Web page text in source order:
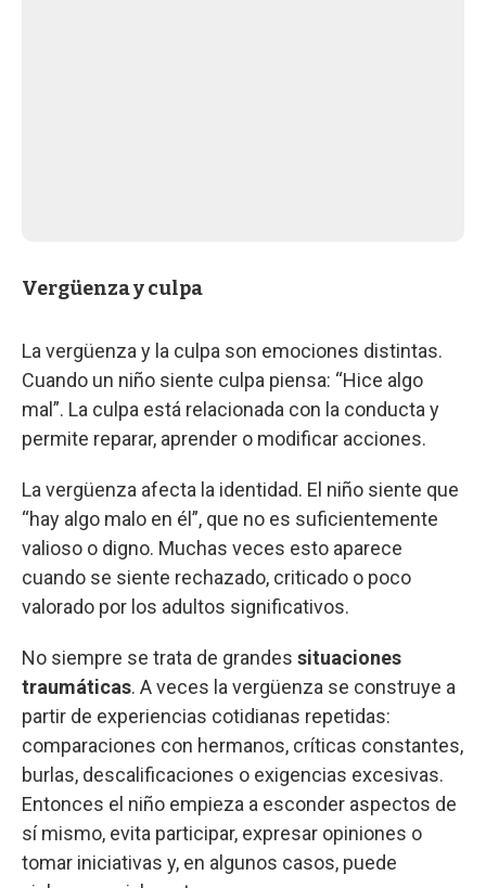
Vergüenza y culpa
La vergüenza y la culpa son emociones distintas.
Cuando un niño siente culpa piensa: “Hice algo
mal”. La culpa está relacionada con la conducta y
permite reparar, aprender o modificar acciones.
La vergüenza afecta la identidad. El niño siente que
“hay algo malo en él”, que no es suficientemente
valioso o digno. Muchas veces esto aparece
cuando se siente rechazado, criticado o poco
valorado por los adultos significativos.
No siempre se trata de grandes situaciones
traumáticas. A veces la vergüenza se construye a
partir de experiencias cotidianas repetidas:
comparaciones con hermanos, críticas constantes,
burlas, descalificaciones o exigencias excesivas.
Entonces el niño empieza a esconder aspectos de
sí mismo, evita participar, expresar opiniones o
tomar iniciativas y, en algunos casos, puede